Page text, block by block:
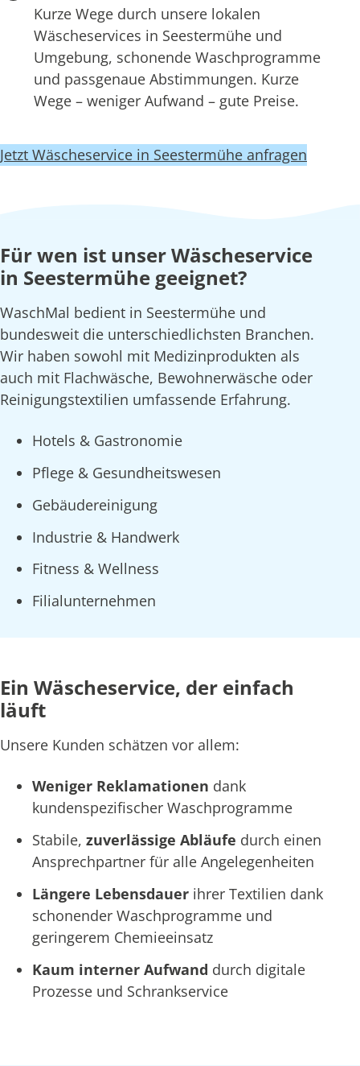
Kurze Wege durch unsere lokalen
Wäscheservices in Seestermühe und
Umgebung, schonende Waschprogramme
und passgenaue Abstimmungen. Kurze
Wege – weniger Aufwand – gute Preise.
Jetzt Wäscheservice in Seestermühe anfragen
Für wen ist unser Wäscheservice
in Seestermühe geeignet?
WaschMal bedient in Seestermühe und
bundesweit die unterschiedlichsten Branchen.
Wir haben sowohl mit Medizinprodukten als
auch mit Flachwäsche, Bewohnerwäsche oder
Reinigungstextilien umfassende Erfahrung.
Hotels & Gastronomie
Pflege & Gesundheitswesen
Gebäudereinigung
Industrie & Handwerk
Fitness & Wellness
Filialunternehmen
Ein Wäscheservice, der einfach
läuft
Unsere Kunden schätzen vor allem:
Weniger Reklamationen dank
kundenspezifischer Waschprogramme
Stabile, zuverlässige Abläufe durch einen
Ansprechpartner für alle Angelegenheiten
Längere Lebensdauer ihrer Textilien dank
schonender Waschprogramme und
geringerem Chemieeinsatz
Kaum interner Aufwand durch digitale
Prozesse und Schrankservice